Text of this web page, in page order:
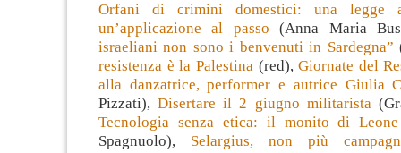
Orfani di crimini domestici: una legge
un’applicazione al passo (Anna Maria
israeliani non sono i benvenuti in Sardegna”
resistenza è la Palestina(red),Giornate del
alla danzatrice, performer e autrice Giulia
Pizzati),Disertare il 2 giugno militarista
Tecnologia senza etica: il monito di
Spagnuolo), Selargius, non più